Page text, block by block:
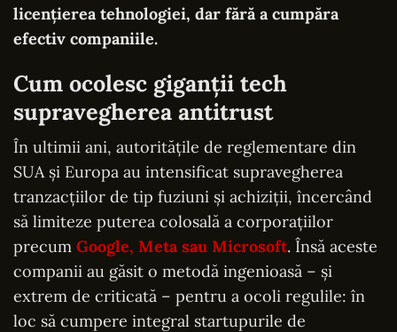
licențierea tehnologiei, dar fără a cumpăra
efectiv companiile.
Cum ocolesc giganții tech
supravegherea antitrust
În ultimii ani, autoritățile de reglementare din
SUA și Europa au intensificat supravegherea
tranzacțiilor de tip fuziuni și achiziții, încercând
să limiteze puterea colosală a corporațiilor
precum Google, Meta sau Microsoft. Însă aceste
companii au găsit o metodă ingenioasă – și
extrem de criticată – pentru a ocoli regulile: în
loc să cumpere integral startupurile de